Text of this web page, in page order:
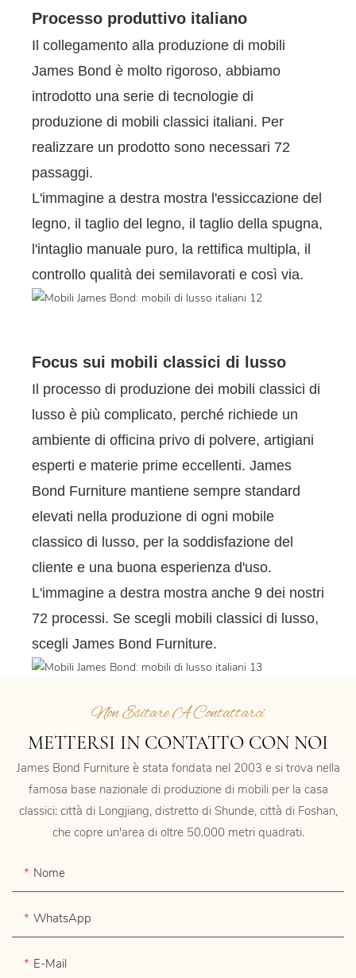
Processo produttivo italiano
Il collegamento alla produzione di mobili
James Bond è molto rigoroso, abbiamo
introdotto una serie di tecnologie di
produzione di mobili classici italiani. Per
realizzare un prodotto sono necessari 72
passaggi.
L'immagine a destra mostra l'essiccazione del
legno, il taglio del legno, il taglio della spugna,
l'intaglio manuale puro, la rettifica multipla, il
controllo qualità dei semilavorati e così via.
Focus sui mobili classici di lusso
Il processo di produzione dei mobili classici di
lusso è più complicato, perché richiede un
ambiente di officina privo di polvere, artigiani
esperti e materie prime eccellenti. James
Bond Furniture mantiene sempre standard
elevati nella produzione di ogni mobile
classico di lusso, per la soddisfazione del
cliente e una buona esperienza d'uso.
L'immagine a destra mostra anche 9 dei nostri
72 processi. Se scegli mobili classici di lusso,
scegli James Bond Furniture.
Non Esitare A Contattarci
METTERSI IN CONTATTO CON NOI
James Bond Furniture è stata fondata nel 2003 e si trova nella
famosa base nazionale di produzione di mobili per la casa
classici: città di Longjiang, distretto di Shunde, città di Foshan,
che copre un'area di oltre 50.000 metri quadrati.
Nome
WhatsApp
E-Mail